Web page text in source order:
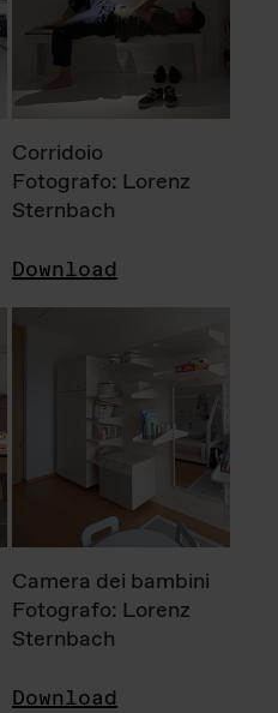
Corridoio
Fotografo: Lorenz
Sternbach
Download
Camera dei bambini
Fotografo: Lorenz
Sternbach
Download